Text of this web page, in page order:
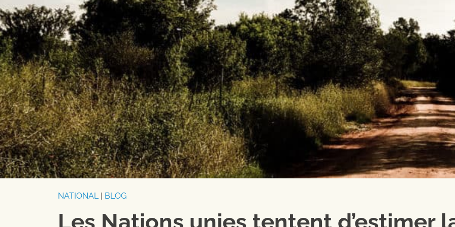
NATIONAL| BLOG
Les Nations unies tentent d’estimer